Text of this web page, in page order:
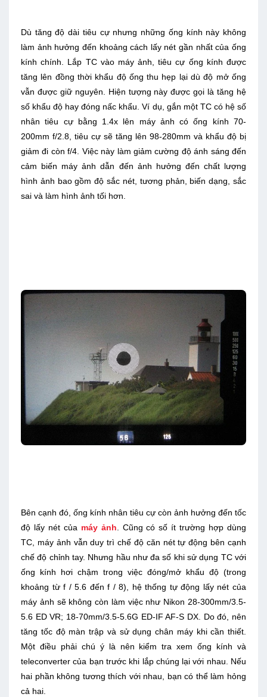
Dù tăng độ dài tiêu cự nhưng những ống kính này không
làm ảnh hưởng đến khoảng cách lấy nét gần nhất của ống
kính chính. Lắp TC vào máy ảnh, tiêu cự ống kính được
tăng lên đồng thời khẩu độ ống thu hẹp lại dù độ mở ống
vẫn được giữ nguyên. Hiện tượng này được gọi là tăng hệ
số khẩu độ hay đóng nấc khẩu. Ví dụ, gắn một TC có hệ số
nhân tiêu cự bằng 1.4x lên máy ảnh có ống kính 70-
200mm f/2.8, tiêu cự sẽ tăng lên 98-280mm và khẩu độ bị
giảm đi còn f/4. Việc này làm giảm cường độ ánh sáng đến
cảm biến máy ảnh dẫn đến ảnh hưởng đến chất lượng
hình ảnh bao gồm độ sắc nét, tương phản, biến dạng, sắc
sai và làm hình ảnh tối hơn.
Bên cạnh đó, ống kính nhân tiêu cự còn ảnh hưởng đến tốc
độ lấy nét của máy ảnh . Cũng có số ít trường hợp dùng
TC, máy ảnh vẫn duy trì chế độ căn nét tự động bên cạnh
chế độ chỉnh tay. Nhưng hầu như đa số khi sử dụng TC với
ống kính hơi chậm trong việc đóng/mở khẩu độ (trong
khoảng từ f / 5.6 đến f / 8), hệ thống tự động lấy nét của
máy ảnh sẽ không còn làm việc như Nikon 28-300mm/3.5-
5.6 ED VR; 18-70mm/3.5-5.6G ED-IF AF-S DX. Do đó, nên
tăng tốc độ màn trập và sử dụng chân máy khi cần thiết.
Một điều phải chú ý là nên kiểm tra xem ống kính và
teleconverter của bạn trước khi lắp chúng lại với nhau. Nếu
hai phần không tương thích với nhau, bạn có thể làm hỏng
cả hai.